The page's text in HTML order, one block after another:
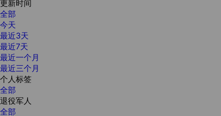
更新时间
全部
今天
最近3天
最近7天
最近一个月
最近三个月
个人标签
全部
退役军人
全部